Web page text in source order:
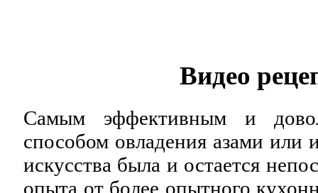
Видео
Самым эффективным и
способом овладения азами или
искусства была и остается
опыта от более опытного